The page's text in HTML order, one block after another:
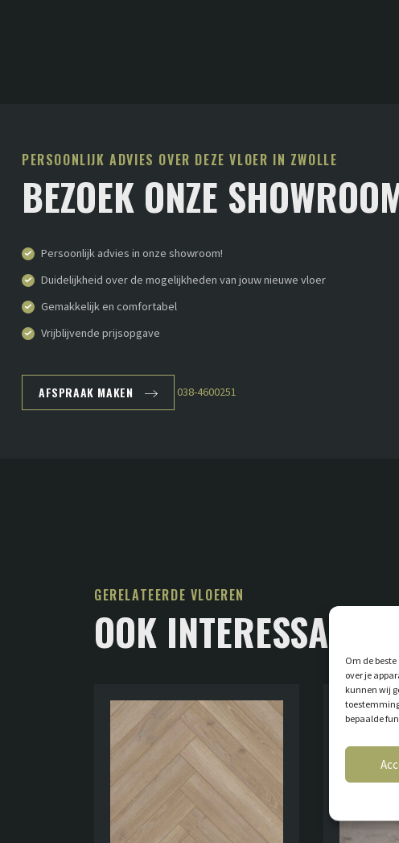
Om de
over je
kunnen wij
bepaalde
PERSOONLIJK ADVIES OVER DEZE VLOER IN ZWOLLE
BEZOEK ONZE
Persoonlijk advies in onze showroom!
Duidelijkheid over de mogelijkheden van jouw nieuwe vloer
Gemakkelijk en comfortabel
Vrijblijvende prijsopgave
AFSPRAAK MAKEN 038-4600251
GERELATEERDE VLOEREN
OOK INTERESSANT